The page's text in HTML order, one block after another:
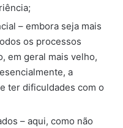
– embora seja mais
os processos
em geral mais velho,
a
ter dificuldades com o
– aqui, como não